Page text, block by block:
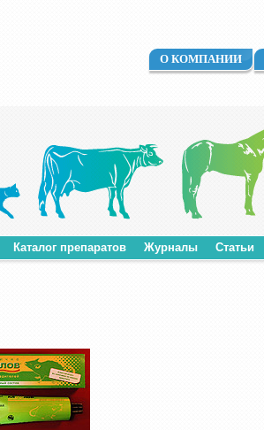
О КОМПАНИИ
Каталог препаратов Журналы Статьи